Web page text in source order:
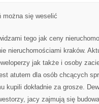
można się weselić
tego jak ceny
nieruchomościami kraków.
jak także i osoby
atutem dla osób chcących
kupili dokładnie za grosze.
jacy zajmują się